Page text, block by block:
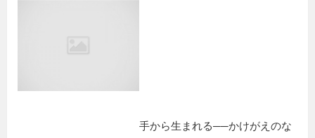
手から生まれる──かけがえのな